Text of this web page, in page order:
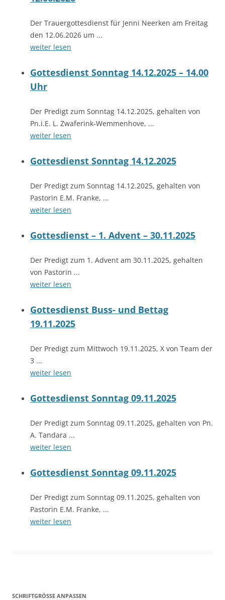
Der Trauergottesdienst für Jenni Neerken am Freitag
den 12.06.2026 um ...
weiter lesen
Gottesdienst Sonntag 14.12.2025 – 14.00
Uhr
Der Predigt zum Sonntag 14.12.2025, gehalten von
Pn.i.E. L. Zwaferink-Wemmenhove, ...
weiter lesen
Gottesdienst Sonntag 14.12.2025
Der Predigt zum Sonntag 14.12.2025, gehalten von
Pastorin E.M. Franke, ...
weiter lesen
Gottesdienst – 1. Advent – 30.11.2025
Der Predigt zum 1. Advent am 30.11.2025, gehalten
von Pastorin ...
weiter lesen
Gottesdienst Buss- und Bettag
19.11.2025
Der Predigt zum Mittwoch 19.11.2025, X von Team der
3 ...
weiter lesen
Gottesdienst Sonntag 09.11.2025
Der Predigt zum Sonntag 09.11.2025, gehalten von Pn.
A. Tandara ...
weiter lesen
Gottesdienst Sonntag 09.11.2025
Der Predigt zum Sonntag 09.11.2025, gehalten von
Pastorin E.M. Franke, ...
weiter lesen
SCHRIFTGRÖSSE ANPASSEN